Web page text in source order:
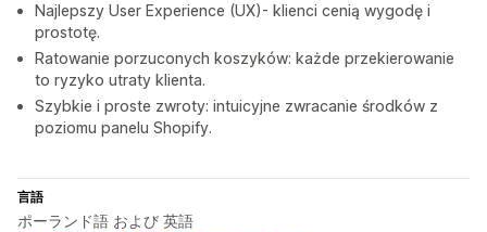
Najlepszy User Experience (UX)- klienci cenią wygodę i
prostotę.
Ratowanie porzuconych koszyków: każde przekierowanie
to ryzyko utraty klienta.
Szybkie i proste zwroty: intuicyjne zwracanie środków z
poziomu panelu Shopify.
言語
ポーランド語 および 英語